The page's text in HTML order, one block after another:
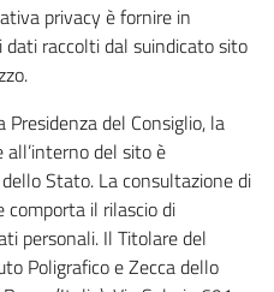
privacy è fornire in
raccolti dal suindicato sito
del Consiglio, la
del sito è
Stato. La consultazione di
comporta il rilascio di
personali. Il Titolare del
Poligrafico e Zecca dello